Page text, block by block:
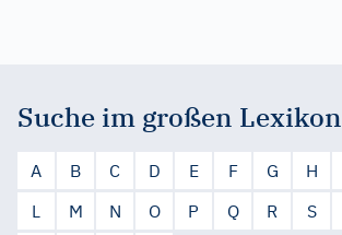
Suche im großen Lexikon
A B C D E F G H
L
M N O P Q R S